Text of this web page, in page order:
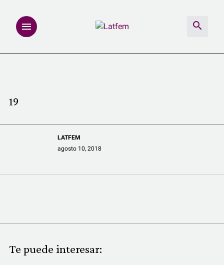
REDACCIÓN ABIERTA
LATFEMLAB.
QUIÉNES SOMOS
19
LATFEM
agosto 10, 2018
Te puede interesar: